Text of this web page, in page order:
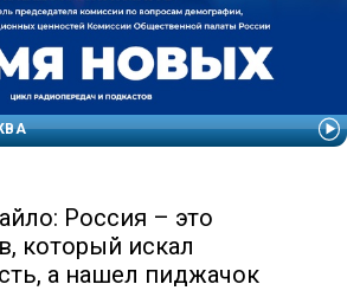
Россия – это
который искал
а нашел пиджачок